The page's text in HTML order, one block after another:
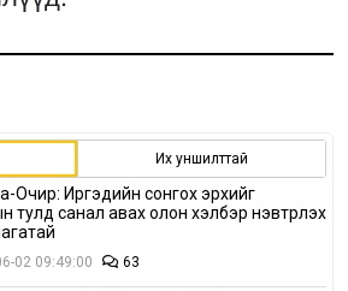
Их уншилттай
Очир: Иргэдийн сонгох эрхийг
тулд санал авах олон хэлбэр нэвтрүүлэх
02 09:49:00 63